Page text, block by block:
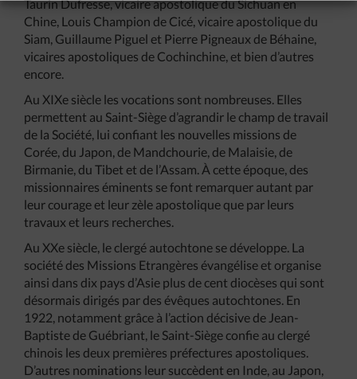
Taurin Dufresse, vicaire apostolique du Sichuan en
Chine, Louis Champion de Cicé, vicaire apostolique du
Siam, Guillaume Piguel et Pierre Pigneaux de Béhaine,
vicaires apostoliques de Cochinchine, et bien d’autres
encore.
Au XIXe siècle les vocations sont nombreuses. Elles
permettent au Saint-Siège d’agrandir le champ de travail
de la Société, lui confiant les nouvelles missions de
Corée, du Japon, de Mandchourie, de Malaisie, de
Birmanie, du Tibet et de l’Assam. À cette époque, des
missionnaires éminents se font remarquer autant par
leur courage et leur zèle apostolique que par leurs
travaux et leurs recherches.
Au XXe siècle, le clergé autochtone se développe. La
société des Missions Etrangères évangélise et organise
ainsi dans dix pays d’Asie plus de cent diocèses qui sont
désormais dirigés par des évêques autochtones. En
1922, notamment grâce à l’action décisive de Jean-
Baptiste de Guébriant, le Saint-Siège confie au clergé
chinois les deux premières préfectures apostoliques.
D’autres nominations leur succèdent en Inde, au Japon,